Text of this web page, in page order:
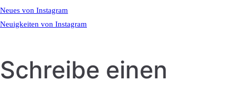
Neues von Instagram
Neuigkeiten von Instagram
Schreibe einen